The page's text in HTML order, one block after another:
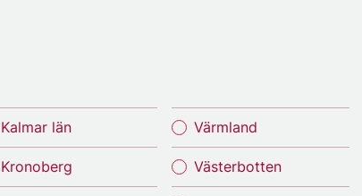
Kalmar län
Kronoberg
Värmland
Västerbotten